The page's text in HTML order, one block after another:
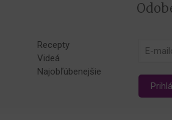
Recepty
Videá
Najobľúbenejšie